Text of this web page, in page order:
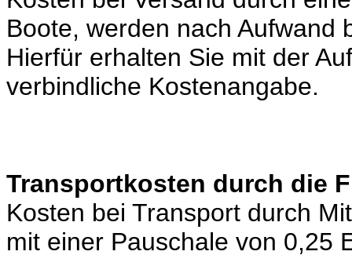
Boote, werden nach Aufwand
Hierfür erhalten Sie mit der
verbindliche Kostenangabe.
Transportkosten durch die
Kosten bei Transport durch
mit einer Pauschale von 0,25